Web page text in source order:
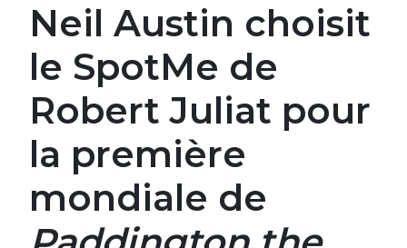
Neil Austin choisit
le SpotMe de
Robert Juliat pour
la première
mondiale de